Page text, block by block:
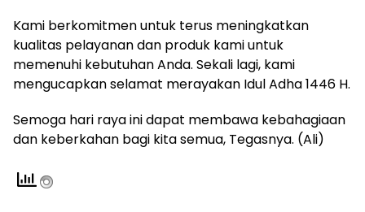
Kami berkomitmen untuk terus meningkatkan
kualitas pelayanan dan produk kami untuk
memenuhi kebutuhan Anda. Sekali lagi, kami
mengucapkan selamat merayakan Idul Adha 1446 H.
Semoga hari raya ini dapat membawa kebahagiaan
dan keberkahan bagi kita semua, Tegasnya. (Ali)